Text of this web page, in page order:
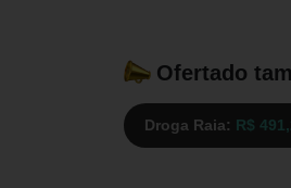
Ofertado
Droga Raia: R$